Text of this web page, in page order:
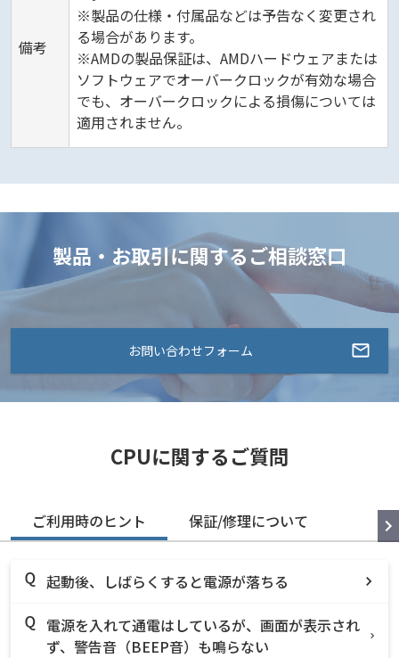
備考
※製品の仕様・付属品などは予告なく変更され
る場合があります。
※AMDの製品保証は、AMDハードウェアまたは
ソフトウェアでオーバークロックが有効な場合
でも、オーバークロックによる損傷については
適用されません。
製品・お取引に関するご相談窓口
お問い合わせフォーム
CPUに関するご質問
ご利用時のヒント 保証/修理について
起動後、しばらくすると電源が落ちる
電源を入れて通電はしているが、画面が表示され
ず、警告音（BEEP音）も鳴らない